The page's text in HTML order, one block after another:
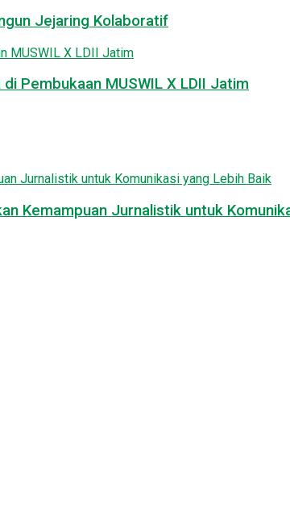
Jejaring Kolaboratif
Pembukaan MUSWIL X LDII Jatim
Kemampuan Jurnalistik untuk